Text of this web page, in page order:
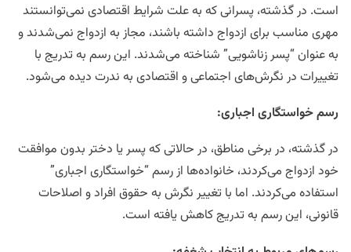
است. در گذشته، پسرانی که به علت شرایط اقتصادی نمی‌توانستند
مهری مناسب برای ازدواج داشته باشند، مجاز به ازدواج نمی‌شدند و
به عنوان “پسر زناشویی” شناخته می‌شدند. این رسم به تدریج با
تغییرات در نگرش‌های اجتماعی و اقتصادی به ندرت دیده می‌شود.
رسم خواستگاری اجباری:
در گذشته، در برخی مناطق، در حالاتی که پسر یا دختر بدون موافقت
خود ازدواج می‌کردند، خانواده‌ها از رسم “خواستگاری اجباری”
استفاده می‌کردند. اما با تغییر نگرش به حقوق افراد و اصلاحات
قانونی، این رسم به تدریج کاهش یافته است.